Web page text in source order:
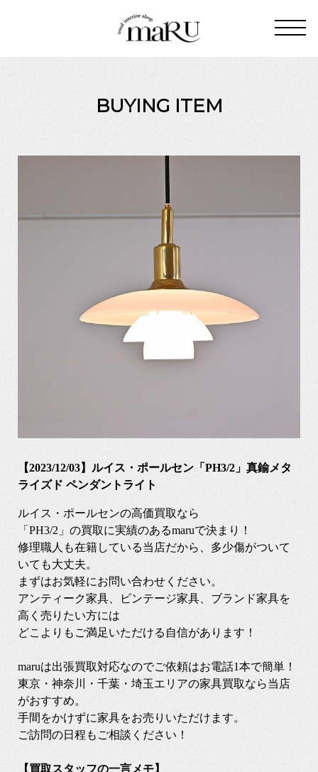
BUYING ITEM
【2023/12/03】ルイス・ポールセン「PH3/2」真鍮メタ
ライズド ペンダントライト
ルイス・ポールセンの高価買取なら
「PH3/2」の買取に実績のあるmaruで決まり！
修理職人も在籍している当店だから、多少傷がついて
いても大丈夫。
まずはお気軽にお問い合わせください。
アンティーク家具、ビンテージ家具、ブランド家具を
高く売りたい方には
どこよりもご満足いただける自信があります！
maruは出張買取対応なのでご依頼はお電話1本で簡単！
東京・神奈川・千葉・埼玉エリアの家具買取なら当店
がおすすめ。
手間をかけずに家具をお売りいただけます。
ご訪問の日程もご相談ください！
【買取スタッフの一言メモ】